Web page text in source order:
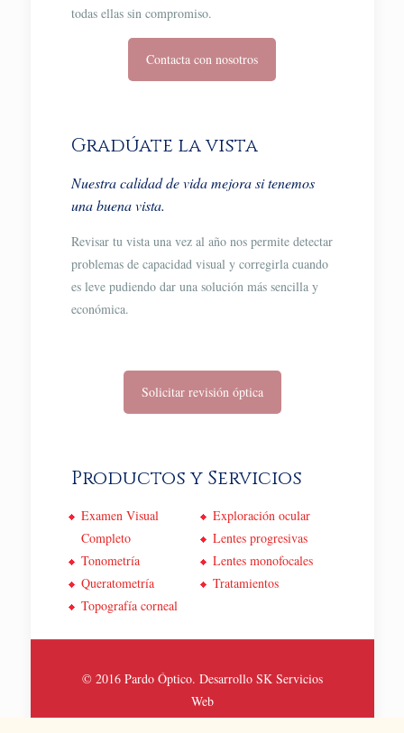
todas ellas sin compromiso.
Contacta con nosotros
Gradúate la vista
Nuestra calidad de vida mejora si tenemos
una buena vista.
Revisar tu vista una vez al año nos permite detectar
problemas de capacidad visual y corregirla cuando
es leve pudiendo dar una solución más sencilla y
económica.
Solicitar revisión óptica
Productos y Servicios
Examen Visual
Completo
Tonometría
Queratometría
Topografía corneal
Exploración ocular
Lentes progresivas
Lentes monofocales
Tratamientos
© 2016 Pardo Óptico. Desarrollo SK Servicios
Web
Politica de Privacidad y Cookies